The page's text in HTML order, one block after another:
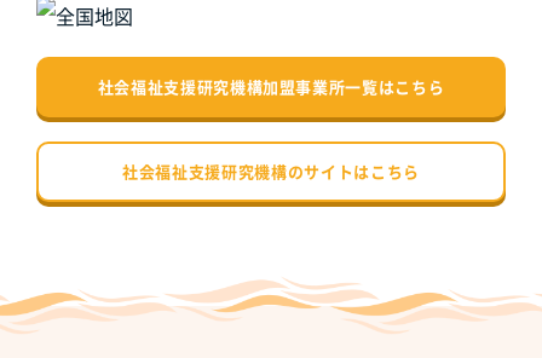
社会福祉支援研究機構加盟事業所一覧はこちら
社会福祉支援研究機構のサイトはこちら